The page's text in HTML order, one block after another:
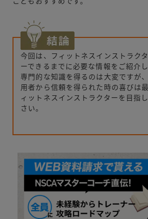
今回は、フィットネスインストラク
ーできるまでに必要な情報をご紹介し
専門的な知識を得るのは大変ですが
用者から信頼を得られた時の喜びは
ィットネスインストラクターを目指
さい。